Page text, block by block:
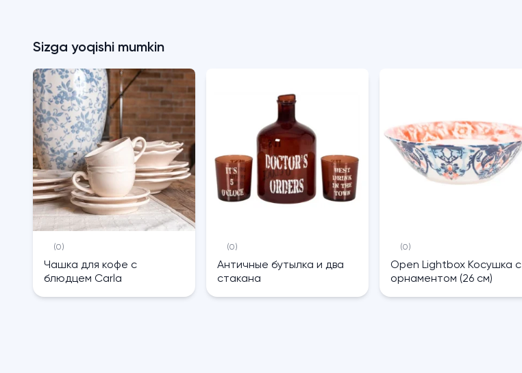
Sizga yoqishi mumkin
(0)
Чашка для кофе с
блюдцем Carla
(0)
Античные бутылка и два
стакана
(0)
Open Lightbox Косушка с
орнаментом (26 см)